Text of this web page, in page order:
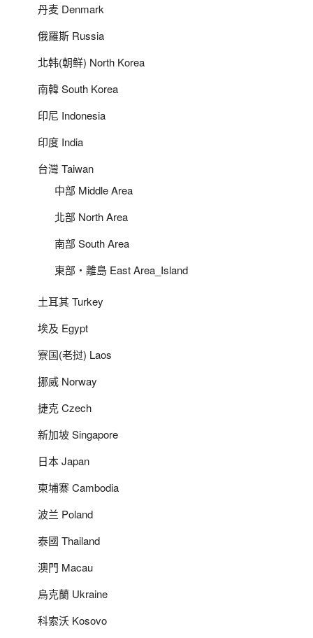
丹麦 Denmark
俄羅斯 Russia
北韩(朝鲜) North Korea
南韓 South Korea
印尼 Indonesia
印度 India
台灣 Taiwan
中部 Middle Area
北部 North Area
南部 South Area
東部‧離島 East Area_Island
土耳其 Turkey
埃及 Egypt
寮国(老挝) Laos
挪威 Norway
捷克 Czech
新加坡 Singapore
日本 Japan
柬埔寨 Cambodia
波兰 Poland
泰國 Thailand
澳門 Macau
烏克蘭 Ukraine
科索沃 Kosovo